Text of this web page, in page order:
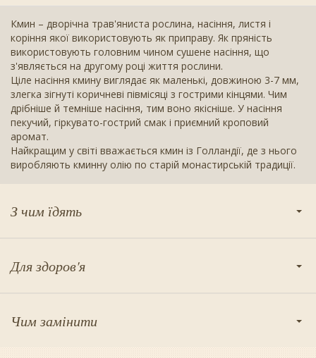
Кмин – дворічна трав'яниста рослина, насіння, листя і
коріння якої використовують як приправу. Як пряність
використовують головним чином сушене насіння, що
з'являється на другому році життя рослини.
Ціле насіння кмину виглядає як маленькі, довжиною 3-7 мм,
злегка зігнуті коричневі півмісяці з гострими кінцями. Чим
дрібніше й темніше насіння, тим воно якісніше. У насіння
пекучий, гіркувато-гострий смак і приємний кроповий
аромат.
Найкращим у світі вважається кмин із Голландії, де з нього
виробляють кминну олію по старій монастирській традиції.
З чим їдять
Для здоров'я
Чим замінити